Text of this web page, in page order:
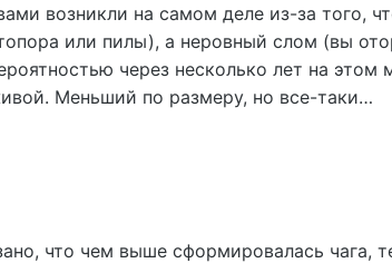
возникли на самом деле из-за того,
или пилы), а неровный слом (вы
через несколько лет на
Меньший по размеру, но все-таки…
что чем выше сформировалась чага,